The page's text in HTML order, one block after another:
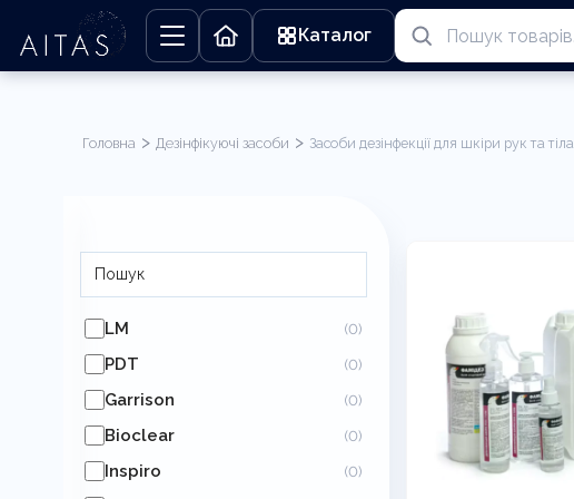
Каталог
Головна > Дезінфікуючі засоби > Засоби дезінфекції для шкіри рук та тіла
LM (0)
PDT (0)
Garrison (0)
Bioclear (0)
Inspiro (0)